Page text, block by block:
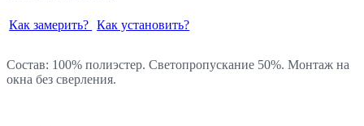
Как замерить? Как установить?
Состав: 100% полиэстер. Светопропускание 50%. Монтаж на
окна без сверления.